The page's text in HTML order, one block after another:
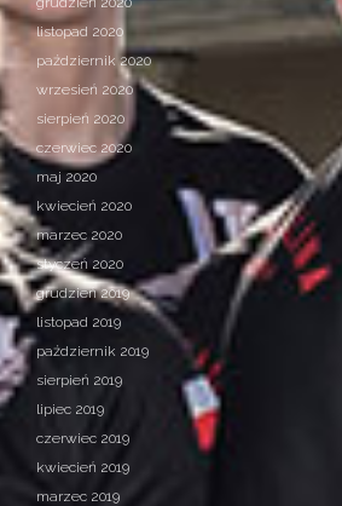
listopad 2020
październik 2020
wrzesień 2020
sierpień 2020
czerwiec 2020
maj 2020
kwiecień 2020
marzec 2020
styczeń 2020
grudzień 2019
listopad 2019
październik 2019
sierpień 2019
lipiec 2019
czerwiec 2019
kwiecień 2019
marzec 2019